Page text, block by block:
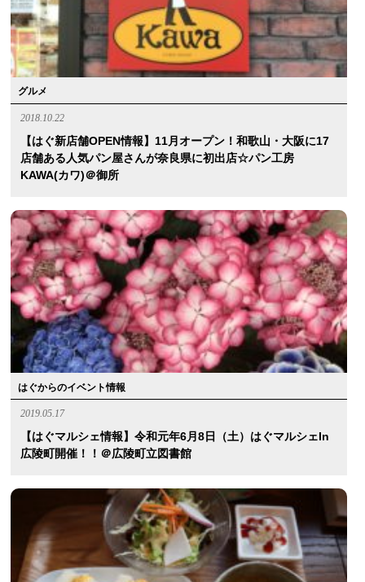
グルメ
2018.10.22
【はぐ新店舗OPEN情報】11月オープン！和歌山・大阪に17
店舗ある人気パン屋さんが奈良県に初出店☆パン工房
KAWA(カワ)＠御所
はぐからのイベント情報
2019.05.17
【はぐマルシェ情報】令和元年6月8日（土）はぐマルシェin
広陵町開催！！＠広陵町立図書館